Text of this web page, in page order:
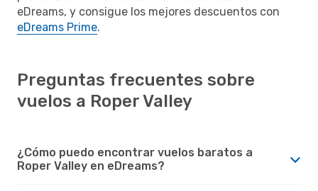
eDreams, y consigue los mejores descuentos con
eDreams Prime.
Preguntas frecuentes sobre
vuelos a Roper Valley
¿Cómo puedo encontrar vuelos baratos a
Roper Valley en eDreams?